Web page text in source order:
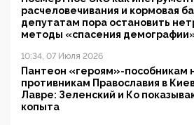
расчеловечивания и кормовая
депутатам пора остановить
методы «спасения
10:34, 07 Июля 2026
Пантеон «героям»-пособникам
противникам Православия в
Лавре: Зеленский и Ко
копыта